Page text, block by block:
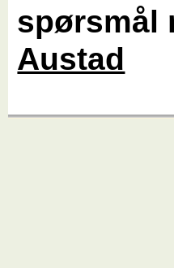
spørsmål
Austad